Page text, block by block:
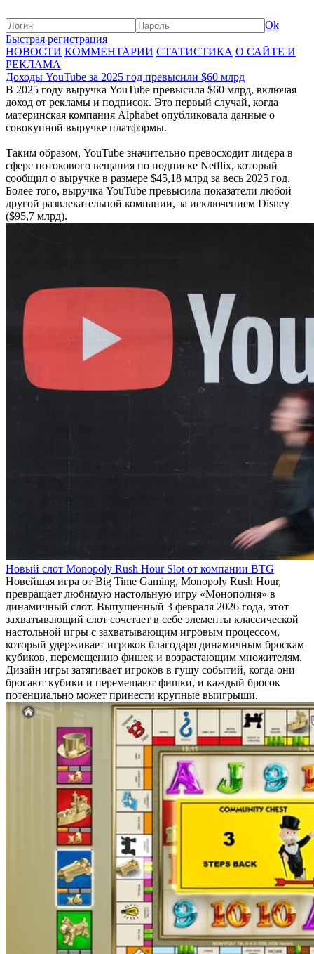
Ok
Быстрая регистрация
НОВОСТИ КОММЕНТАРИИ СТАТИСТИКА О САЙТЕ И
РЕКЛАМА
Доходы YouTube за 2025 год превысили $60 млрд
В 2025 году выручка YouTube превысила $60 млрд, включая
доход от рекламы и подписок. Это первый случай, когда
материнская компания Alphabet опубликовала данные о
совокупной выручке платформы.
Таким образом, YouTube значительно превосходит лидера в
сфере потокового вещания по подписке Netflix, который
сообщил о выручке в размере $45,18 млрд за весь 2025 год.
Более того, выручка YouTube превысила показатели любой
другой развлекательной компании, за исключением Disney
($95,7 млрд).
Новый слот Monopoly Rush Hour Slot от компании BTG
Новейшая игра от Big Time Gaming, Monopoly Rush Hour,
превращает любимую настольную игру «Монополия» в
динамичный слот. Выпущенный 3 февраля 2026 года, этот
захватывающий слот сочетает в себе элементы классической
настольной игры с захватывающим игровым процессом,
который удерживает игроков благодаря динамичным броскам
кубиков, перемещению фишек и возрастающим множителям.
Дизайн игры затягивает игроков в гущу событий, когда они
бросают кубики и перемещают фишки, и каждый бросок
потенциально может принести крупные выигрыши.